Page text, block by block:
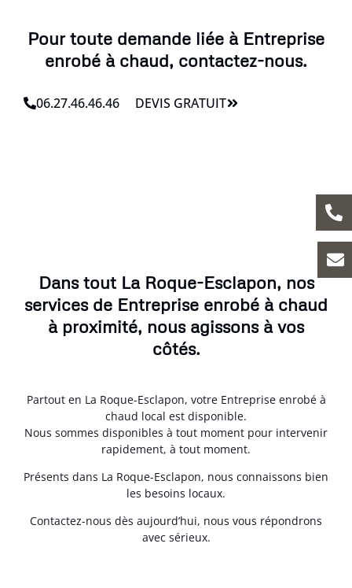
Pour toute demande liée à Entreprise
enrobé à chaud, contactez-nous.
06.27.46.46.46 DEVIS GRATUIT
Dans tout La Roque-Esclapon, nos
services de Entreprise enrobé à chaud
à proximité, nous agissons à vos
côtés.
Partout en La Roque-Esclapon, votre Entreprise enrobé à
chaud local est disponible.
Nous sommes disponibles à tout moment pour intervenir
rapidement, à tout moment.
Présents dans La Roque-Esclapon, nous connaissons bien
les besoins locaux.
Contactez-nous dès aujourd’hui, nous vous répondrons
avec sérieux.